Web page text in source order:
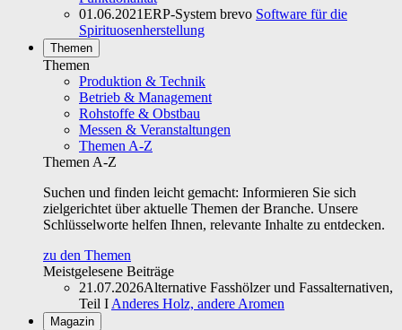
01.06.2021ERP-System brevo Software für die
Spirituosenherstellung
Themen
Themen
Produktion & Technik
Betrieb & Management
Rohstoffe & Obstbau
Messen & Veranstaltungen
Themen A-Z
Themen A-Z
Suchen und finden leicht gemacht: Informieren Sie sich
zielgerichtet über aktuelle Themen der Branche. Unsere
Schlüsselworte helfen Ihnen, relevante Inhalte zu entdecken.
zu den Themen
Meistgelesene Beiträge
21.07.2026Alternative Fasshölzer und Fassalternativen,
Teil I Anderes Holz, andere Aromen
Magazin